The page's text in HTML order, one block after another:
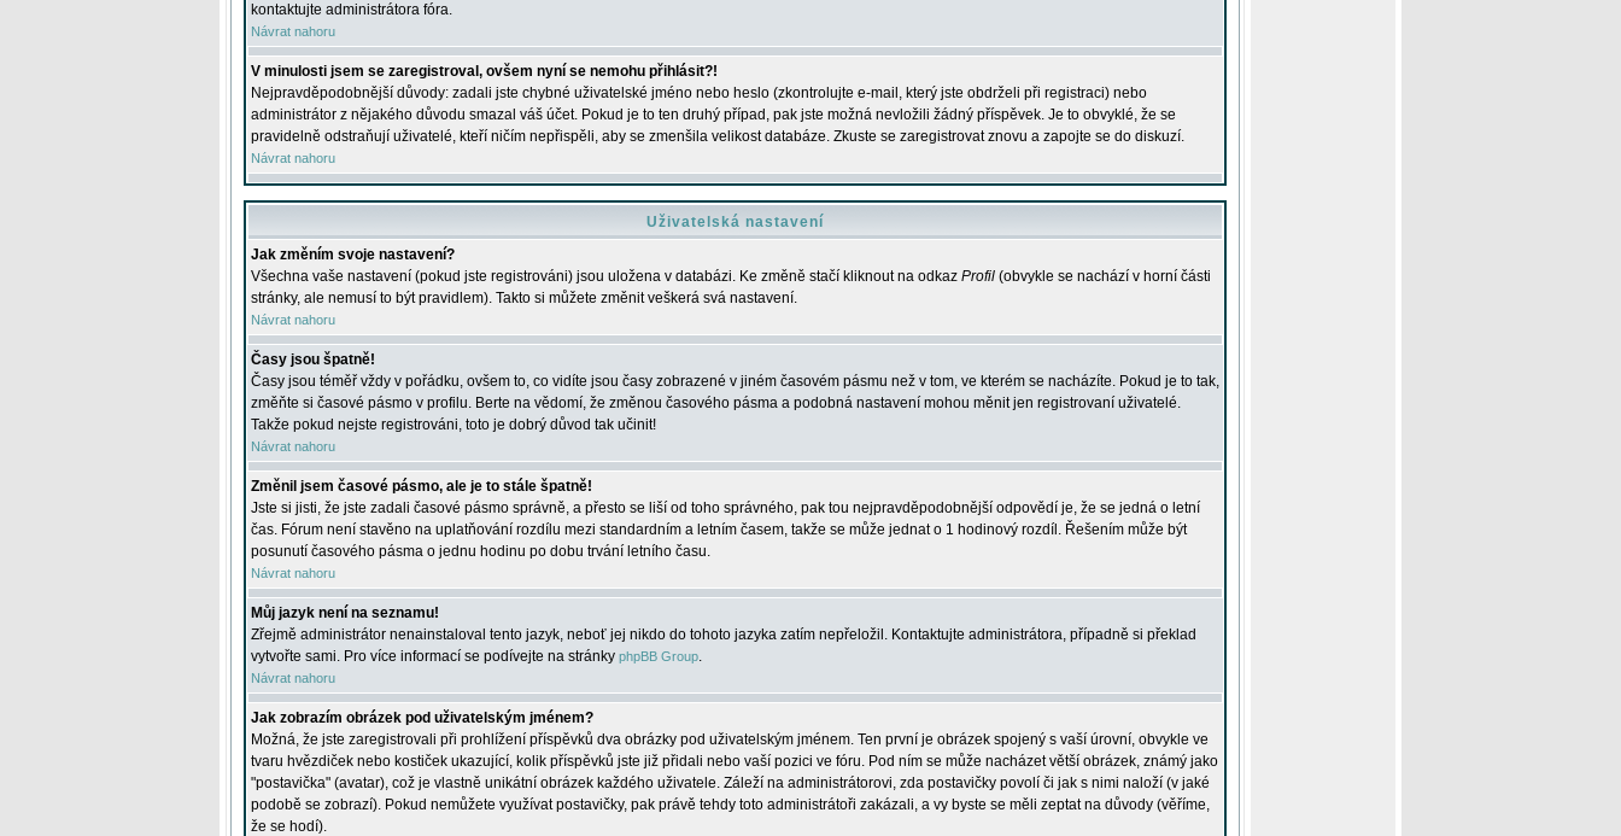
kontaktujte administrátora fóra.
Návrat nahoru
V minulosti jsem se zaregistroval, ovšem nyní se nemohu přihlásit?!
Nejpravděpodobnější důvody: zadali jste chybné uživatelské jméno nebo heslo (zkontrolujte e-mail, který jste obdrželi při registraci) nebo
administrátor z nějakého důvodu smazal váš účet. Pokud je to ten druhý případ, pak jste možná nevložili žádný příspěvek. Je to obvyklé, že se
pravidelně odstraňují uživatelé, kteří ničím nepřispěli, aby se zmenšila velikost databáze. Zkuste se zaregistrovat znovu a zapojte se do diskuzí.
Návrat nahoru
Uživatelská nastavení
Jak změním svoje nastavení?
Všechna vaše nastavení (pokud jste registrováni) jsou uložena v databázi. Ke změně stačí kliknout na odkaz Profil (obvykle se nachází v horní části
stránky, ale nemusí to být pravidlem). Takto si můžete změnit veškerá svá nastavení.
Návrat nahoru
Časy jsou špatně!
Časy jsou téměř vždy v pořádku, ovšem to, co vidíte jsou časy zobrazené v jiném časovém pásmu než v tom, ve kterém se nacházíte. Pokud je to tak,
změňte si časové pásmo v profilu. Berte na vědomí, že změnou časového pásma a podobná nastavení mohou měnit jen registrovaní uživatelé.
Takže pokud nejste registrováni, toto je dobrý důvod tak učinit!
Návrat nahoru
Změnil jsem časové pásmo, ale je to stále špatně!
Jste si jisti, že jste zadali časové pásmo správně, a přesto se liší od toho správného, pak tou nejpravděpodobnější odpovědí je, že se jedná o letní
čas. Fórum není stavěno na uplatňování rozdílu mezi standardním a letním časem, takže se může jednat o 1 hodinový rozdíl. Řešením může být
posunutí časového pásma o jednu hodinu po dobu trvání letního času.
Návrat nahoru
Můj jazyk není na seznamu!
Zřejmě administrátor nenainstaloval tento jazyk, neboť jej nikdo do tohoto jazyka zatím nepřeložil. Kontaktujte administrátora, případně si překlad
vytvořte sami. Pro více informací se podívejte na stránky phpBB Group.
Návrat nahoru
Jak zobrazím obrázek pod uživatelským jménem?
Možná, že jste zaregistrovali při prohlížení příspěvků dva obrázky pod uživatelským jménem. Ten první je obrázek spojený s vaší úrovní, obvykle ve
tvaru hvězdiček nebo kostiček ukazující, kolik příspěvků jste již přidali nebo vaší pozici ve fóru. Pod ním se může nacházet větší obrázek, známý jako
"postavička" (avatar), což je vlastně unikátní obrázek každého uživatele. Záleží na administrátorovi, zda postavičky povolí či jak s nimi naloží (v jaké
podobě se zobrazí). Pokud nemůžete využívat postavičky, pak právě tehdy toto administrátoři zakázali, a vy byste se měli zeptat na důvody (věříme,
že se hodí).